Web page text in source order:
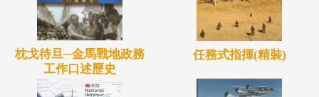
枕戈待旦─金馬戰地政務
工作口述歷史
任務式指揮(精裝)